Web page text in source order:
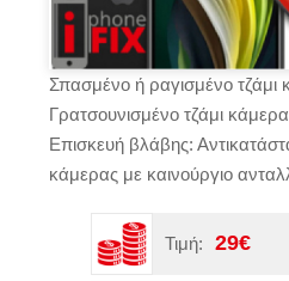
Σπασμένο ή ραγισμένο τζάμι
Γρατσουνισμένο τζάμι
Επισκευή βλάβης:
κάμερας με καινούργιο
Τιμή: 29€